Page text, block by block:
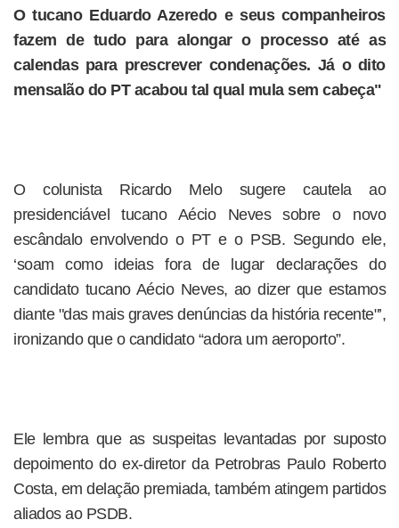
O tucano Eduardo Azeredo e seus companheiros
fazem de tudo para alongar o processo até as
calendas para prescrever condenações. Já o dito
mensalão do PT acabou tal qual mula sem cabeça"
O colunista Ricardo Melo sugere cautela ao
presidenciável tucano Aécio Neves sobre o novo
escândalo envolvendo o PT e o PSB. Segundo ele,
‘soam como ideias fora de lugar declarações do
candidato tucano Aécio Neves, ao dizer que estamos
diante "das mais graves denúncias da história recente"’,
ironizando que o candidato “adora um aeroporto”.
Ele lembra que as suspeitas levantadas por suposto
depoimento do ex-diretor da Petrobras Paulo Roberto
Costa, em delação premiada, também atingem partidos
aliados ao PSDB.